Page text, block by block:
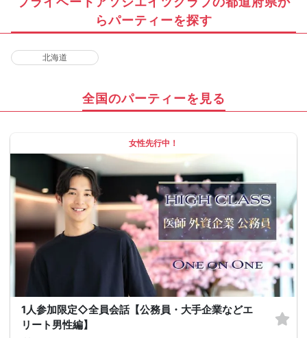
らパーティーを探す
北海道
全国のパーティーを見る
女性先行中！
1人参加限定◇全員会話【公務員・大手企業などエ
リート男性編】